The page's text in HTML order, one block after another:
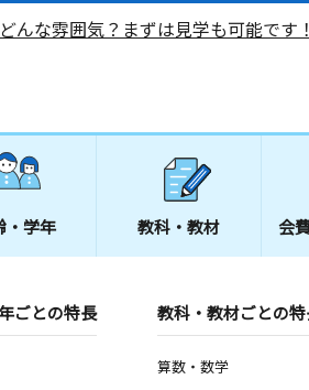
んな雰囲気？まずは見学も可能です！
・学年 教科・教材 会
ごとの特長 教科・教材ごとの
算数・数学